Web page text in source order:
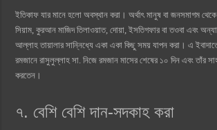
ইতিকাফ যার মানে হলো অবস্থান করা। অর্থাৎ মানুষ বা জনসমাগম
সিয়াম, কুরআন মাজিদ তিলাওয়াত, দোয়া, ইসতিগফার বা তওবা এবং
আল্লাহ তায়ালার সান্নিধ্যে একা একা কিছু সময় যাপন করা। এ
রমজানে রাসুলুল্লাহ সা. নিজে রমজান মাসের শেষের ১০ দিন এবং তাঁর
করতেন।
৭. বেশি বেশি দান-সদকাহ করা